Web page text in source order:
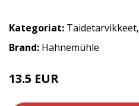
Kategoriat: Taidetarvikkeet,
Brand: Hahnemühle
13.5 EUR